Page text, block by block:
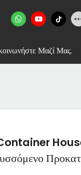
Μαζί Μας.